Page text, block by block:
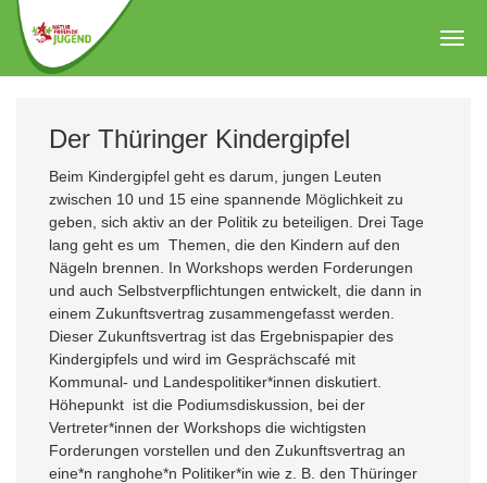
Zum
Hauptinhalt
springen
Der Thüringer Kindergipfel
Beim Kindergipfel geht es darum, jungen Leuten
zwischen 10 und 15 eine spannende Möglichkeit zu
geben, sich aktiv an der Politik zu beteiligen. Drei Tage
lang geht es um Themen, die den Kindern auf den
Nägeln brennen. In Workshops werden Forderungen
und auch Selbstverpflichtungen entwickelt, die dann in
einem Zukunftsvertrag zusammengefasst werden.
Dieser Zukunftsvertrag ist das Ergebnispapier des
Kindergipfels und wird im Gesprächscafé mit
Kommunal- und Landespolitiker*innen diskutiert.
Höhepunkt ist die Podiumsdiskussion, bei der
Vertreter*innen der Workshops die wichtigsten
Forderungen vorstellen und den Zukunftsvertrag an
eine*n ranghohe*n Politiker*in wie z. B. den Thüringer